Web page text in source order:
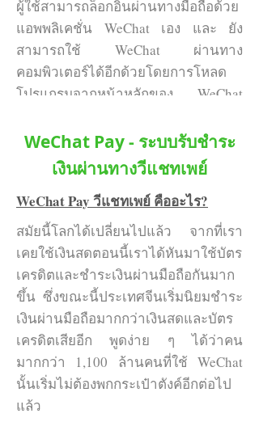
ผู้ใช้สามารถล็อกอินผ่านทางมือถือด้วย
แอพพลิเคชั่น WeChat เอง และ ยัง
สามารถใช้ WeChat ผ่านทาง
คอมพิวเตอร์ได้อีกด้วยโดยการโหลด
โปรแกรมจากหน้าหลักของ WeChat
ล็อกอินด้วยการสแกนคิวอาร์โค้ดด้วย
WeChat ได้เลย
นิยมใช้กันมากที่สุดคือการสแกนคิว
อาร์โค้ดของฝ่ายตรงข้าม ดังนั้นจะเห็น
ว่าเจ้าของธุรกิจหรือร้านค้าต่างๆจะ
แสดงคิวอาร์โค้ดในป้ายโฆษณาของ
ตัวเองเพื่อเป็นช่องทางการติดต่อ
ด้วยความง่ายและความเคยชินที่ผู้ใช้
ชาวจีนจะใช้ WeChat ในการสแกนคิว
อาร์โค้ดเป็นอันดับแรกจึงทำให้ช่อง
WeChat Pay - ระบบรับชำระ
เงินผ่านทางวีแชทเพย์
WeChat Pay วีแชทเพย์ คืออะไร?
สมัยนี้โลกได้เปลี่ยนไปแล้ว จากที่เรา
เคยใช้เงินสดตอนนี้เราได้หันมาใช้บัตร
เครดิตและชำระเงินผ่านมือถือกันมาก
ขึ้น ซึ่งขณะนี้ประเทศจีนเริ่มนิยมชำระ
เงินผ่านมือถือมากกว่าเงินสดและบัตร
เครดิตเสียอีก พูดง่าย ๆ ได้ว่าคน
มากกว่า 1,100 ล้านคนที่ใช้ WeChat
นั้นเริ่มไม่ต้องพกกระเป๋าตังค์อีกต่อไป
แล้ว